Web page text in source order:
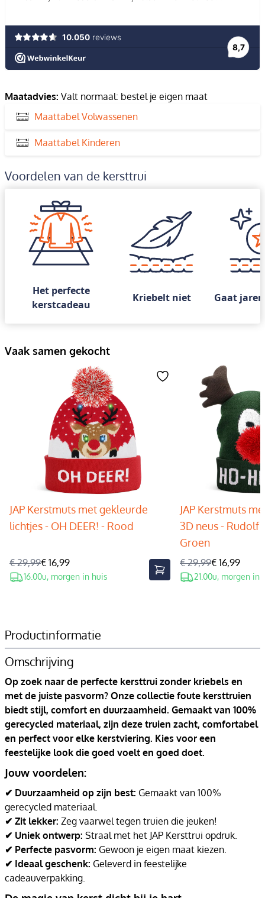
Maatadvies: Valt normaal: bestel je eigen maat
Maattabel Volwassenen
Maattabel Kinderen
Voordelen van de kersttrui
Het perfecte
kerstcadeau
Kriebelt niet Gaat
Vaak samen gekocht
JAP Kerstmuts met gekleurde
lichtjes - OH DEER! - Rood
€ 29,99€ 16,99
16.00u, morgen in huis
JAP Kerstmuts
3D neus - Rudolf
Groen
€ 29,99€ 16,99
21.00u, morgen in
Productinformatie
Omschrijving
Op zoek naar de perfecte kersttrui zonder kriebels en
met de juiste pasvorm? Onze collectie foute kersttruien
biedt stijl, comfort en duurzaamheid. Gemaakt van 100%
gerecycled materiaal, zijn deze truien zacht, comfortabel
en perfect voor elke kerstviering. Kies voor een
feestelijke look die goed voelt en goed doet.
Jouw voordelen:
✔ Duurzaamheid op zijn best: Gemaakt van 100%
gerecycled materiaal.
✔ Zit lekker: Zeg vaarwel tegen truien die jeuken!
✔ Uniek ontwerp: Straal met het JAP Kersttrui opdruk.
✔ Perfecte pasvorm: Gewoon je eigen maat kiezen.
✔ Ideaal geschenk: Geleverd in feestelijke
cadeauverpakking.